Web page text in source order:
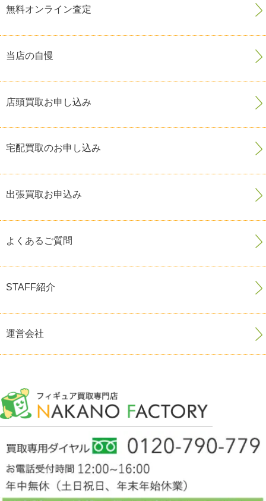
無料オンライン査定
当店の自慢
店頭買取お申し込み
宅配買取のお申し込み
出張買取お申込み
よくあるご質問
STAFF紹介
運営会社